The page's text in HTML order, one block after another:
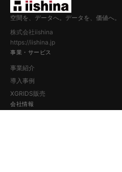
空間を、データへ。データを、価値へ。
株式会社iishina
https://iishina.jp
事業・サービス
事業紹介
導入事例
XGRIDS販売
会社情報